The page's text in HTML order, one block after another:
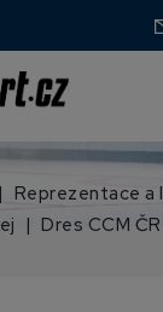
Reprezentace a
Dres CCM